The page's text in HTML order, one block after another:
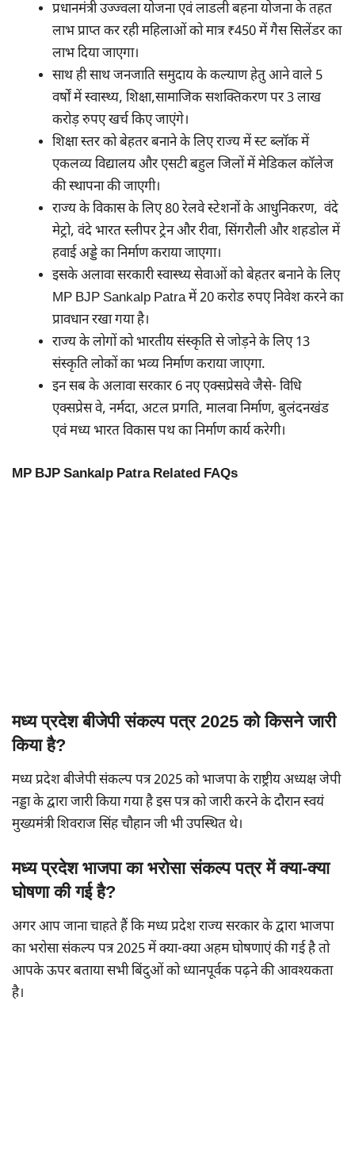
प्रधानमंत्री उज्ज्वला योजना एवं लाडली बहना योजना के तहत
लाभ प्राप्त कर रही महिलाओं को मात्र ₹450 में गैस सिलेंडर का
लाभ दिया जाएगा।
साथ ही साथ जनजाति समुदाय के कल्याण हेतु आने वाले 5
वर्षों में स्वास्थ्य, शिक्षा,सामाजिक सशक्तिकरण पर 3 लाख
करोड़ रुपए खर्च किए जाएंगे।
शिक्षा स्तर को बेहतर बनाने के लिए राज्य में स्ट ब्लॉक में
एकलव्य विद्यालय और एसटी बहुल जिलों में मेडिकल कॉलेज
की स्थापना की जाएगी।
राज्य के विकास के लिए 80 रेलवे स्टेशनों के आधुनिकरण, वंदे
मेट्रो, वंदे भारत स्लीपर ट्रेन और रीवा, सिंगरौली और शहडोल में
हवाई अड्डे का निर्माण कराया जाएगा।
इसके अलावा सरकारी स्वास्थ्य सेवाओं को बेहतर बनाने के लिए
MP BJP Sankalp Patra में 20 करोड रुपए निवेश करने का
प्रावधान रखा गया है।
राज्य के लोगों को भारतीय संस्कृति से जोड़ने के लिए 13
संस्कृति लोकों का भव्य निर्माण कराया जाएगा.
इन सब के अलावा सरकार 6 नए एक्सप्रेसवे जैसे- विधि
एक्सप्रेस वे, नर्मदा, अटल प्रगति, मालवा निर्माण, बुलंदनखंड
एवं मध्य भारत विकास पथ का निर्माण कार्य करेगी।
MP BJP Sankalp Patra Related FAQs
मध्य प्रदेश बीजेपी संकल्प पत्र 2025 को किसने जारी
किया है?
मध्य प्रदेश बीजेपी संकल्प पत्र 2025 को भाजपा के राष्ट्रीय अध्यक्ष जेपी
नड्डा के द्वारा जारी किया गया है इस पत्र को जारी करने के दौरान स्वयं
मुख्यमंत्री शिवराज सिंह चौहान जी भी उपस्थित थे।
मध्य प्रदेश भाजपा का भरोसा संकल्प पत्र में क्या-क्या
घोषणा की गई है?
अगर आप जाना चाहते हैं कि मध्य प्रदेश राज्य सरकार के द्वारा भाजपा
का भरोसा संकल्प पत्र 2025 में क्या-क्या अहम घोषणाएं की गई है तो
आपके ऊपर बताया सभी बिंदुओं को ध्यानपूर्वक पढ़ने की आवश्यकता
है।